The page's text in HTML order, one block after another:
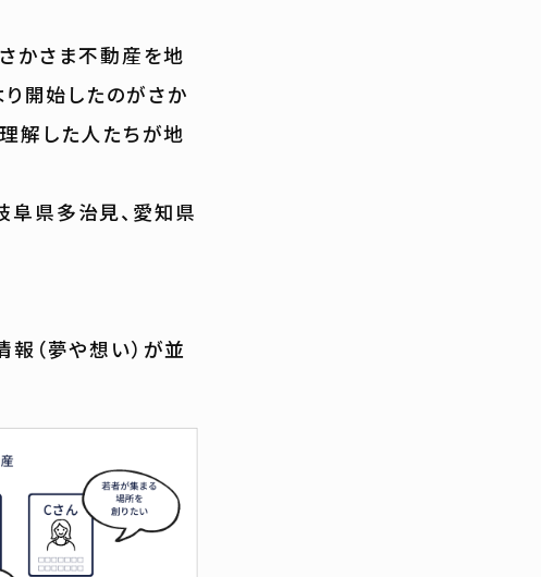
かさま不動産を地
開始したのがさか
解した人たちが地
阜県多治見、愛知県
（夢や想い）が並